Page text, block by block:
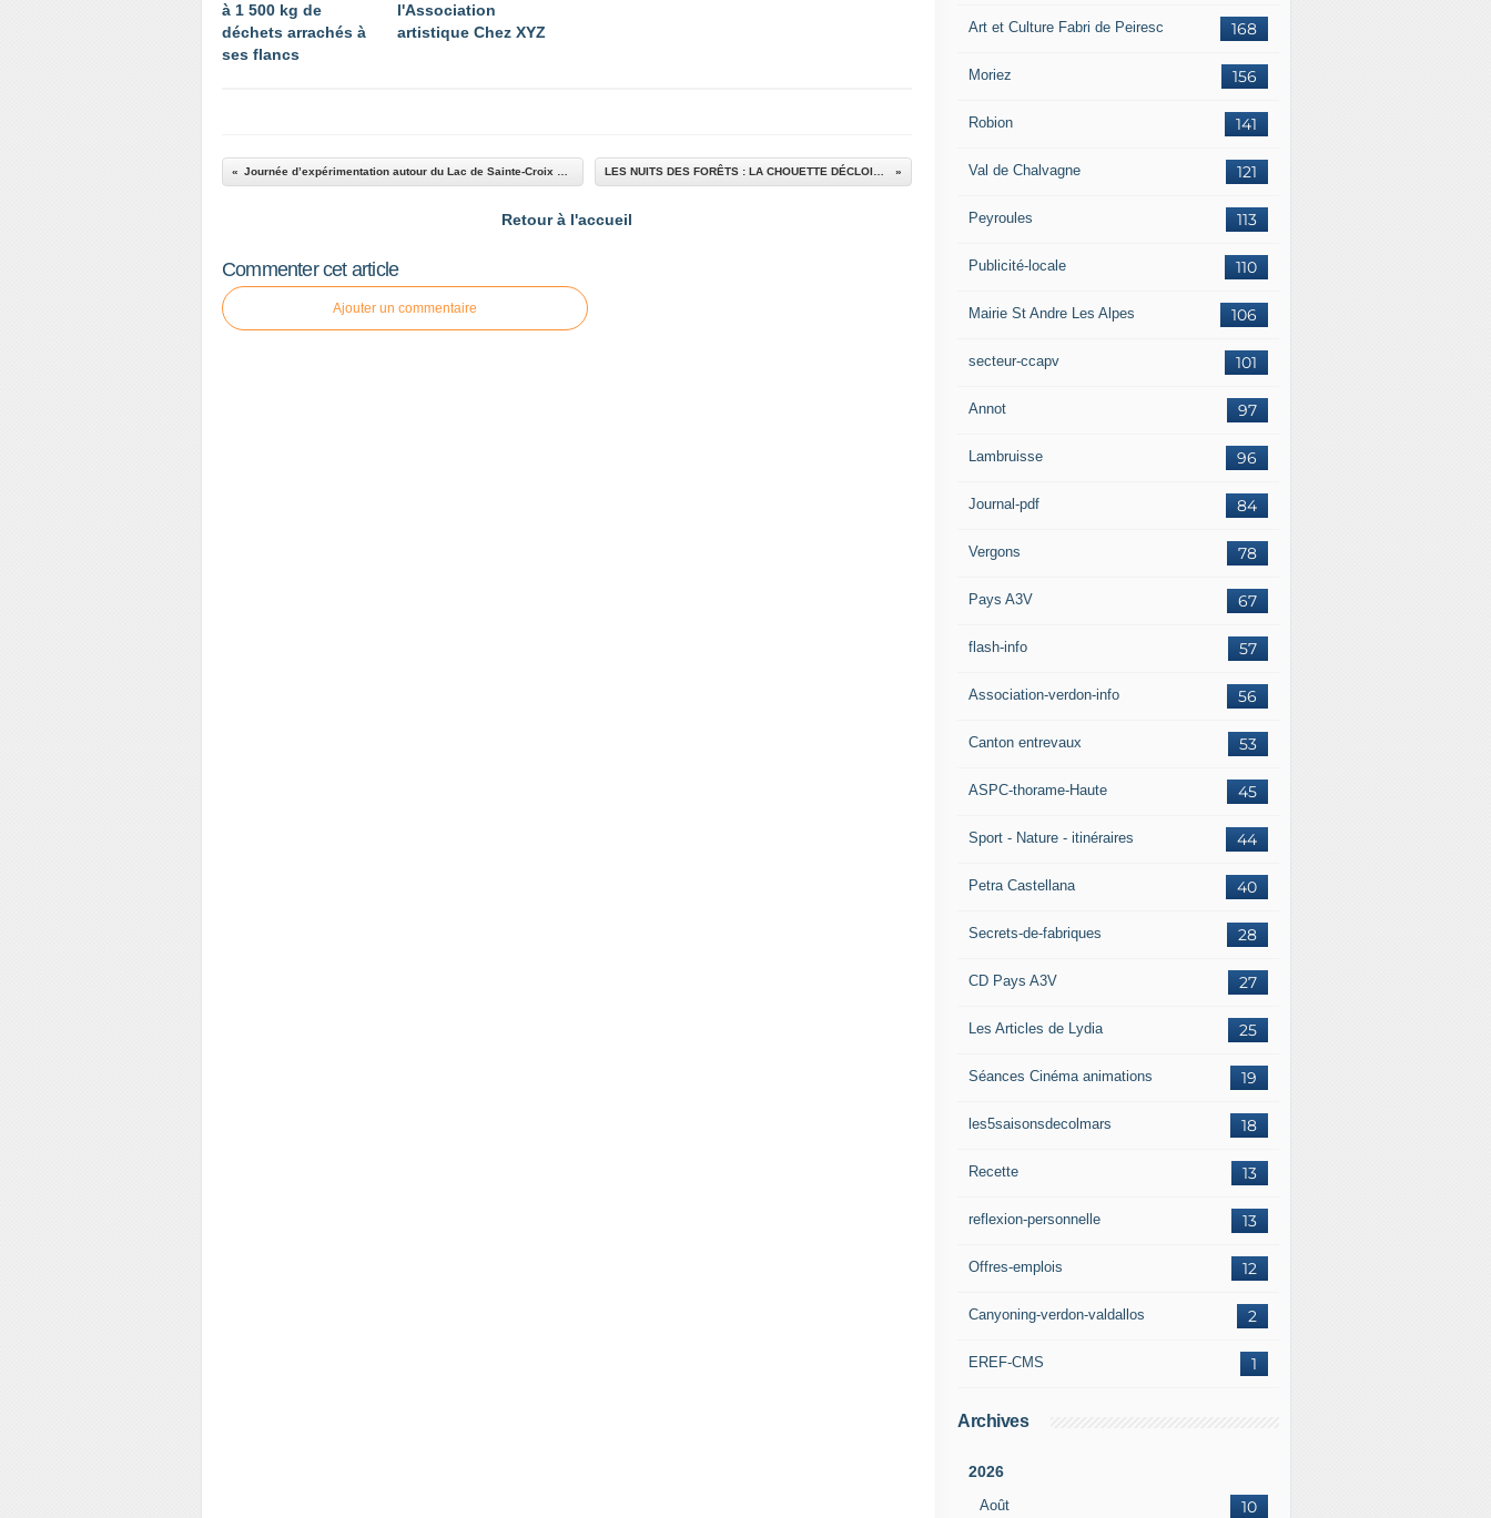
à 1 500 kg de
déchets arrachés à
ses flancs
l'Association
artistique Chez XYZ
Retour à l'accueil
Commenter cet article
Ajouter un commentaire
168
Art et Culture Fabri de Peiresc
156
Moriez
141
Robion
121
Val de Chalvagne
113
Peyroules
110
Publicité-locale
106
Mairie St Andre Les Alpes
101
secteur-ccapv
97
Annot
96
Lambruisse
84
Journal-pdf
78
Vergons
67
Pays A3V
57
flash-info
56
Association-verdon-info
53
Canton entrevaux
45
ASPC-thorame-Haute
44
Sport - Nature - itinéraires
40
Petra Castellana
28
Secrets-de-fabriques
27
CD Pays A3V
25
Les Articles de Lydia
19
Séances Cinéma animations
18
les5saisonsdecolmars
13
Recette
13
reflexion-personnelle
12
Offres-emplois
2
Canyoning-verdon-valdallos
1
EREF-CMS
Archives
2026
Août 10